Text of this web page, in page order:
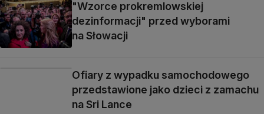
"Wzorce prokremlowskiej
dezinformacji" przed wyborami
na Słowacji
Ofiary z wypadku samochodowego
przedstawione jako dzieci z zamachu
na Sri Lance